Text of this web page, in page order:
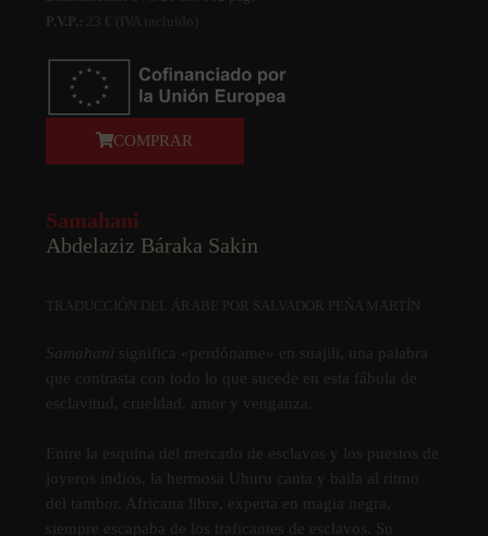
P.V.P.: 23 € (IVA incluido)
COMPRAR
Samahani
Abdelaziz Báraka Sakin
TRADUCCIÓN DEL ÁRABE POR SALVADOR PEÑA MARTÍN
Samahani significa «perdóname» en suajili, una palabra
que contrasta con todo lo que sucede en esta fábula de
esclavitud, crueldad, amor y venganza.
Entre la esquina del mercado de esclavos y los puestos de
joyeros indios, la hermosa Uhuru canta y baila al ritmo
del tambor. Africana libre, experta en magia negra,
siempre escapaba de los traficantes de esclavos. Su